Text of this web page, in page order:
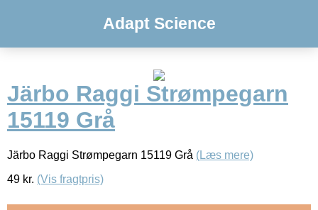
Adapt Science
Järbo Raggi Strømpegarn
15119 Grå
Järbo Raggi Strømpegarn 15119 Grå (Læs mere)
49 kr. (Vis fragtpris)